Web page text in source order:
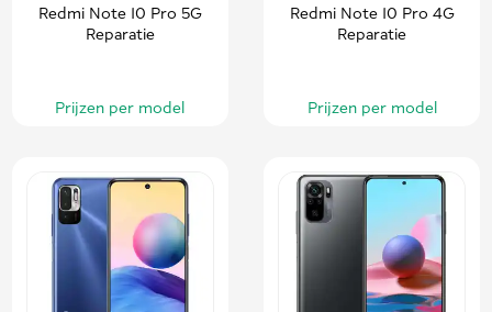
Redmi Note 10 Pro 5G
Reparatie
Prijzen per model
Redmi Note 10 Pro 4G
Reparatie
Prijzen per model